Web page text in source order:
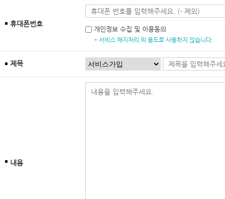
휴대폰번호
개인정보 수집 및 이용동의
* 서비스 해지처리 외 용도로 사용하지 않습니다.
제목
내용